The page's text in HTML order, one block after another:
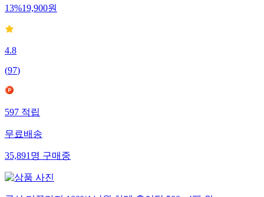
13%19,900원
4.8
(97)
597적립
무료배송
35,891명구매중